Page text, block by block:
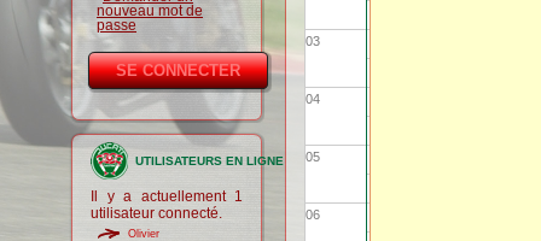
nouveau mot de
passe
UTILISATEURS EN LIGNE
Il y a actuellement 1
utilisateur connecté.
Olivier
03
04
05
06